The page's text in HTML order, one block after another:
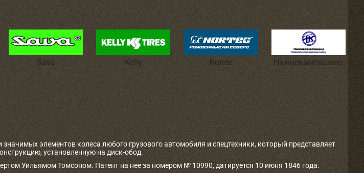
Sava Kelly Nortec Нижнекамскшина
элементов колеса любого грузового автомобиля и спецтехники, который представляет
установленную на диск-обод.
Уильямом Томсоном. Патент на нее за номером № 10990, датируется 10 июня 1846 года.